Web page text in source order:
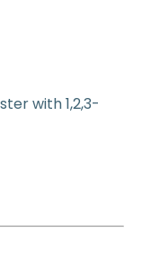
with 1,2,3-